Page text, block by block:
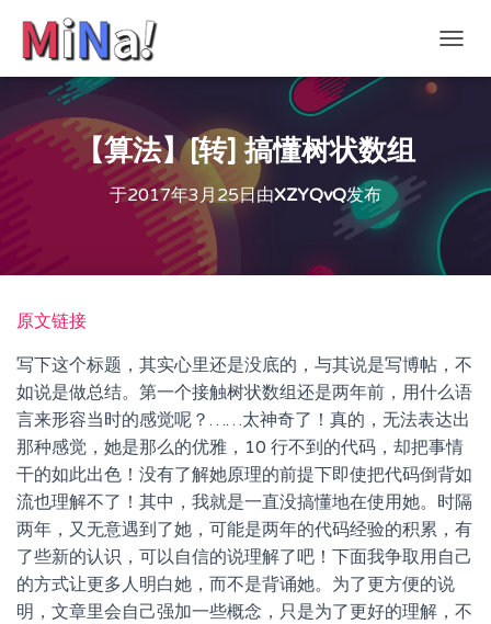
换
【算法】[转] 搞懂树状数组
于2017年3月25日由XZYQvQ发布
原文链接
写下这个标题，其实心里还是没底的，与其说是写博帖，不
如说是做总结。第一个接触树状数组还是两年前，用什么语
言来形容当时的感觉呢？……太神奇了！真的，无法表达出
那种感觉，她是那么的优雅，10 行不到的代码，却把事情
干的如此出色！没有了解她原理的前提下即使把代码倒背如
流也理解不了！其中，我就是一直没搞懂地在使用她。时隔
两年，又无意遇到了她，可能是两年的代码经验的积累，有
了些新的认识，可以自信的说理解了吧！下面我争取用自己
的方式让更多人明白她，而不是背诵她。为了更方便的说
明，文章里会自己强加一些概念，只是为了更好的理解，不